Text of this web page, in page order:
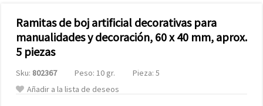
Ramitas de boj artificial decorativas para
manualidades y decoración, 60 x 40 mm, aprox.
5 piezas
Sku: 802367 Peso: 10 gr.
Pieza: 5
Añadir a la lista de deseos